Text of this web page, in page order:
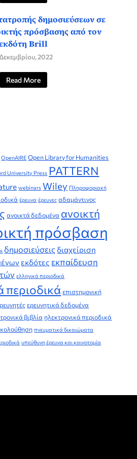
δημοσιεύσεων σε
πρόσβασης από τον
Brill
2022
Read More
OpenAIRE Open Library for Humanities
University Press PATTERN
webinars Wiley Πληροφοριακή
έρευνα έρευνες αδαμάντινος
ανοικτά δεδομένα ανοικτή
πρόσβαση
δημοσιεύσειςδιαχείριση
εκδότες εκπαίδευση
ελληνικά περιοδικά
περιοδικά επιστημονική
ερευνητικά δεδομένα
βιβλία ηλεκτρονικά περιοδικά
πνευματικά δικαιώματα
υπεύθυνη έρευνα και καινοτομία